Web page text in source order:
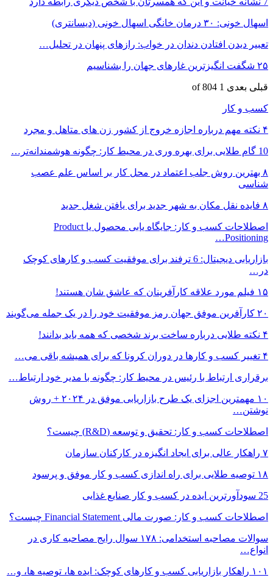
اسهال خونی: ۳۰ درمان خانگی اسهال خونی (دیسانتری)
تعبیر دیدن افتادن دندان در خواب: رازهای پنهان در تحلیل…
۲۵ شگفت انگیزترین غارهای جهان را بشناسیم
قبلی بعدی 1 of 804
کسب و کار
۴ نکته مهم درباره اجازه خروج از کشور زن های متاهل و مجرد
10 گام طلایی برای بهره وری در محیط کار: چگونه هوشمندانه‌تر…
۸ بهترین روش جلب اعتماد در محل کار بر اساس علم عصب
شناسی
۸ فایده نقل مکان به شهر جدید برای یافتن شغل جدید
اصطلاحات کسب و کار: جایگاه یابی محصول یا Product
Positioning…
بازاریابی دیجیتال: 6 ترفند برای موفقیت کسب و کارهای کوچک
در…
۱۵ فیلم مورد علاقه کارآفرینان که عاشق شان هستند!
۲۰ کارآفرین موفق جهان رمز موفقیت خود را در یک جمله می‌گویند
۴ نکته طلایی درباره ساخت برند شخصی که همه باید بدانند!
۴ تغییر کسب و کارها در دوران کرونا که برای همیشه باقی می…
برقراری ارتباط با رئیس در محیط کار: چگونه با مدیر خود ارتباط…
۱۰ مهمترین اجزای یک طرح بازاریابی موفق در ۲۰۲۴ + روش
نوشتن…
اصطلاحات کسب و کار: تحقیق و توسعه (R&D) چیست؟
۷ راهکار عالی برای ایجاد انگیزه در کارکنان سازمان
۱۸ توصیه طلایی برای راه اندازی کسب و کار موفق و پرسود
25 سودآورترین ایده در کسب و کار صنایع غذایی
اصطلاحات کسب و کار: صورت مالی Financial Statement چیست؟
سوالات مصاحبه استخدامی: ۱۷۸ سوال رایج مصاحبه کاری در
انواع…
۱۰۱ راهکار بازاریابی کسب و کارهای کوچک: ایده ها، توصیه ها، و…